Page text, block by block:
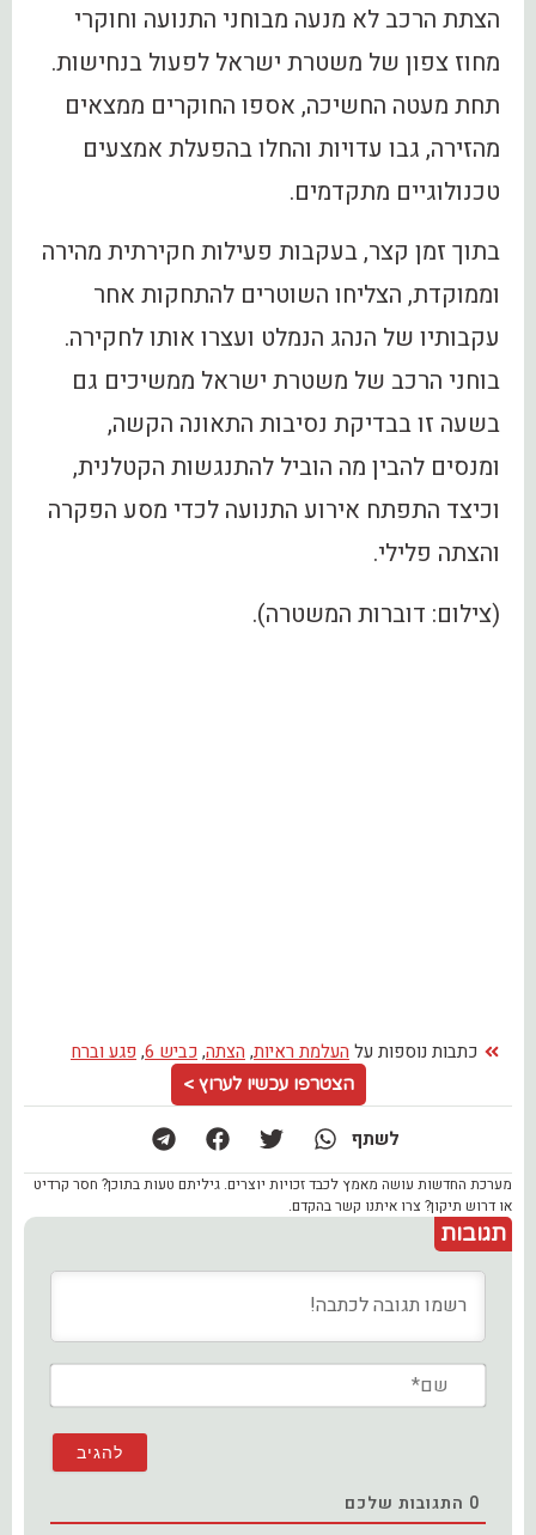
הצתת הרכב לא מנעה מבוחני התנועה וחוקרי
מחוז צפון של משטרת ישראל לפעול בנחישות.
תחת מעטה החשיכה, אספו החוקרים ממצאים
מהזירה, גבו עדויות והחלו בהפעלת אמצעים
טכנולוגיים מתקדמים.
בתוך זמן קצר, בעקבות פעילות חקירתית מהירה
וממוקדת, הצליחו השוטרים להתחקות אחר
עקבותיו של הנהג הנמלט ועצרו אותו לחקירה.
בוחני הרכב של משטרת ישראל ממשיכים גם
בשעה זו בבדיקת נסיבות התאונה הקשה,
ומנסים להבין מה הוביל להתנגשות הקטלנית,
וכיצד התפתח אירוע התנועה לכדי מסע הפקרה
והצתה פלילי.
(צילום: דוברות המשטרה).
כתבות נוספות על העלמת ראיות, הצתה, כביש 6 , פגע וברח
הצטרפו עכשיו לערוץ >
לשתף
מערכת החדשות עושה מאמץ לכבד זכויות יוצרים. גיליתם טעות בתוכן? חסר קרדיט
או דרוש תיקון? צרו איתנו קשר בהקדם.
תגובות
0 התגובות שלכם